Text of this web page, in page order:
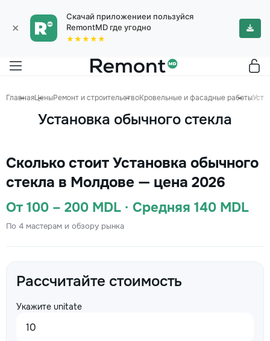
×
Скачай приложениеи пользуйся
RemontMD где угодно
★★★★★
ГлавнаяЦеныРемонт и строительствоКровельные и фасадные работы
Установка обычного стекла
Сколько стоит Установка обычного
стекла в Молдове — цена 2026
От 100 – 200 MDL · Средняя 140 MDL
По 4 мастерам и обзору рынка
Рассчитайте стоимость
Укажите unitate